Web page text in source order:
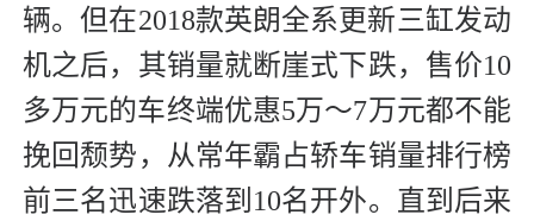
辆。但在2018款英朗全系更新三缸发动
机之后，其销量就断崖式下跌，售价10
多万元的车终端优惠5万～7万元都不能
挽回颓势，从常年霸占轿车销量排行榜
前三名迅速跌落到10名开外。直到后来